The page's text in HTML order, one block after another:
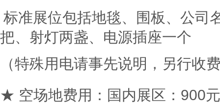
标准展位包括地毯、围板、公司
把、射灯两盏、电源插座一个
（特殊用电请事先说明，另行收
★ 空场地费用：国内展区：900